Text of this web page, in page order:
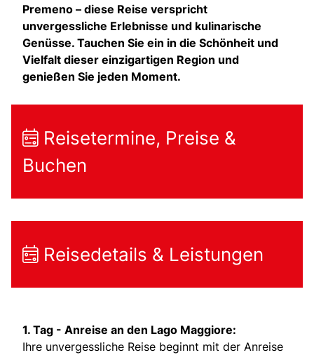
Premeno – diese Reise verspricht
unvergessliche Erlebnisse und kulinarische
Genüsse. Tauchen Sie ein in die Schönheit und
Vielfalt dieser einzigartigen Region und
genießen Sie jeden Moment.
Reisetermine, Preise &
Buchen
Reisedetails & Leistungen
1. Tag - Anreise an den Lago Maggiore:
Ihre unvergessliche Reise beginnt mit der Anreise